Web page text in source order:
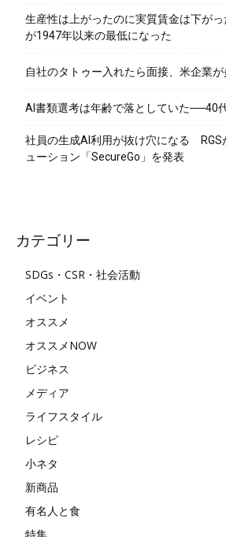
生産性は上がったのに実質賃金は下が
が1947年以来の最低になった
自社のタトゥー入れたら面接、米企業が
AI書類選考は年齢で落としていた──40
社員の生成AI利用が抜け穴になる RGS
ューション「SecureGo」を発表
カテゴリー
SDGs・CSR・社会活動
イベント
オススメ
オススメNOW
ビジネス
メディア
ライフスタイル
レシピ
小ネタ
新商品
有名人と食